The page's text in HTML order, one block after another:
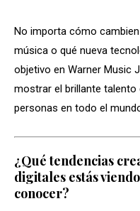
No importa cómo
música o qué nueva
objetivo en Warner Music
mostrar el brillante
personas en todo el
¿Qué tendencias
digitales estás
conocer?